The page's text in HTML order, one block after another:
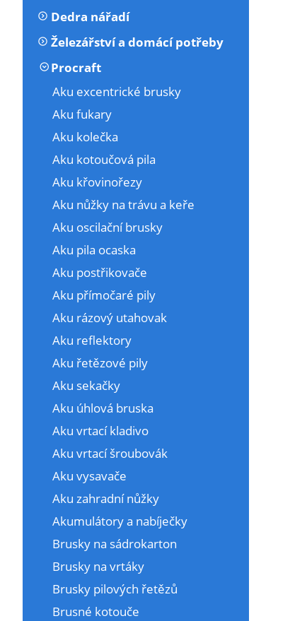
Dedra nářadí
Železářství a domácí potřeby
Procraft
Aku excentrické brusky
Aku fukary
Aku kolečka
Aku kotoučová pila
Aku křovinořezy
Aku nůžky na trávu a keře
Aku oscilační brusky
Aku pila ocaska
Aku postřikovače
Aku přímočaré pily
Aku rázový utahovak
Aku reflektory
Aku řetězové pily
Aku sekačky
Aku úhlová bruska
Aku vrtací kladivo
Aku vrtací šroubovák
Aku vysavače
Aku zahradní nůžky
Akumulátory a nabíječky
Brusky na sádrokarton
Brusky na vrtáky
Brusky pilových řetězů
Brusné kotouče